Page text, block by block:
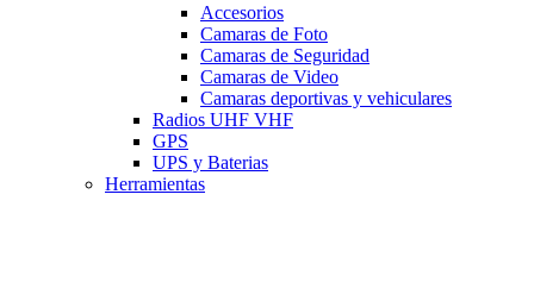
Accesorios
Camaras de Foto
Camaras de Seguridad
Camaras de Video
Camaras deportivas y vehiculares
Radios UHF VHF
GPS
UPS y Baterias
Herramientas